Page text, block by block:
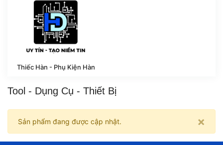
Thiếc Hàn - Phụ Kiện Hàn
Tool - Dụng Cụ - Thiết Bị
×
Sản phẩm đang được cập nhật.